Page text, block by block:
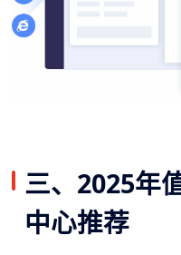
三、2025年
中心推荐